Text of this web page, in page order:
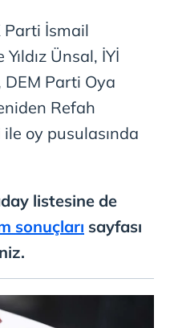
Parti İsmail
Ünsal, İYİ
DEM Parti Oya
Refah
oy pusulasında
listesine de
sonuçları sayfası
.